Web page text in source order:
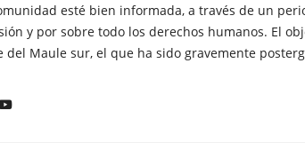
esté bien informada, a través de un
y por sobre todo los derechos humanos. El
del Maule sur, el que ha sido gravemente